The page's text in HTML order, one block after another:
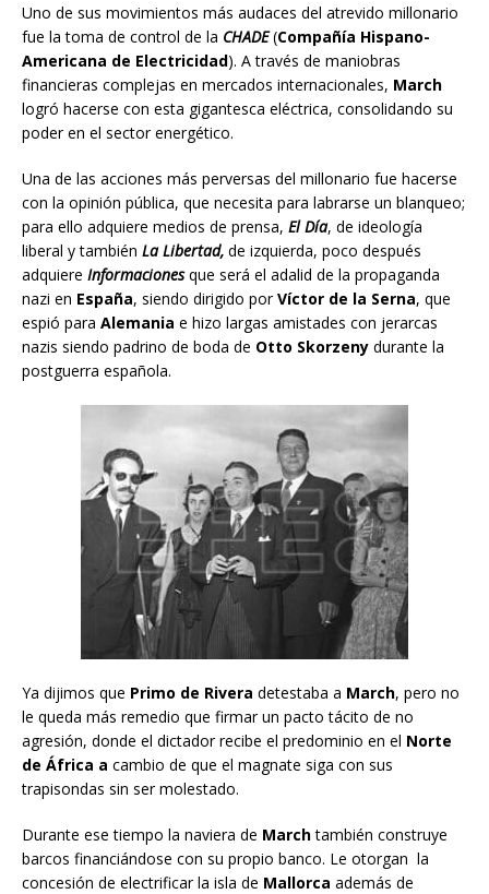
Uno de sus movimientos más audaces del atrevido millonario
fue la toma de control de la CHADE(Compañía Hispano-
Americana de Electricidad). A través de maniobras
financieras complejas en mercados internacionales, March
logró hacerse con esta gigantesca eléctrica, consolidando su
poder en el sector energético.
Una de las acciones más perversas del millonario fue hacerse
con la opinión pública, que necesita para labrarse un blanqueo;
para ello adquiere medios de prensa, El Día, de ideología
liberal y también La Libertad, de izquierda, poco después
adquiere Informacionesque será el adalid de la propaganda
nazi en España, siendo dirigido porVíctor de la Serna, que
espió para Alemania e hizo largas amistades con jerarcas
nazis siendo padrino de boda de Otto Skorzeny durante la
postguerra española.
Ya dijimos que Primo de Rivera detestaba a March, pero no
le queda más remedio que firmar un pacto tácito de no
agresión, donde el dictador recibe el predominio en el Norte
de África a cambio de que el magnate siga con sus
trapisondas sin ser molestado.
Durante ese tiempo la naviera de Marchtambién construye
barcos financiándose con su propio banco. Le otorgan la
concesión de electrificar la isla de Mallorca además de